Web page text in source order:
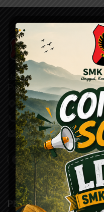
Jalan Mutiara Raya No. 1
Pusat
Temukan di Google
+624252110
PERPUSTAKAAN